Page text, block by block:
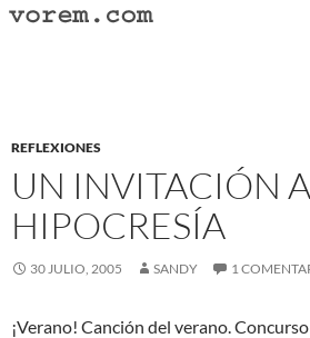
Saltar
REFLEXIONES
UN INVITACIÓN
HIPOCRESÍA
30 JULIO, 2005 SANDY 1
¡Verano! Canción del verano.